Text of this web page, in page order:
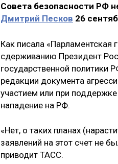
Совета безопасности РФ
Дмитрий Песков 26
Как писала «Парламентская
сдерживанию Президент
государственной политики
редакции документа
участием или при
нападение на РФ.
«Нет, о таких планах
заявлений на этот счет не
приводит ТАСС.